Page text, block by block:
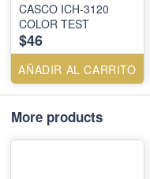
CASCO ICH-3120
COLOR TEST
$46
AÑADIR AL CARRITO
More products